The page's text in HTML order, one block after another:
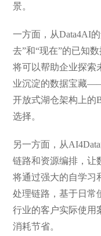
景。
一方面，从Data4AI
去”和“现在”的已知
将可以帮助企业探索
业沉淀的数据宝藏
开放式湖仓架构上的
选择。
另一方面，从
链路和资源编排，
将通过强大的自学习
处理链路，基于日常
行业的客户实际使用
消耗节省。